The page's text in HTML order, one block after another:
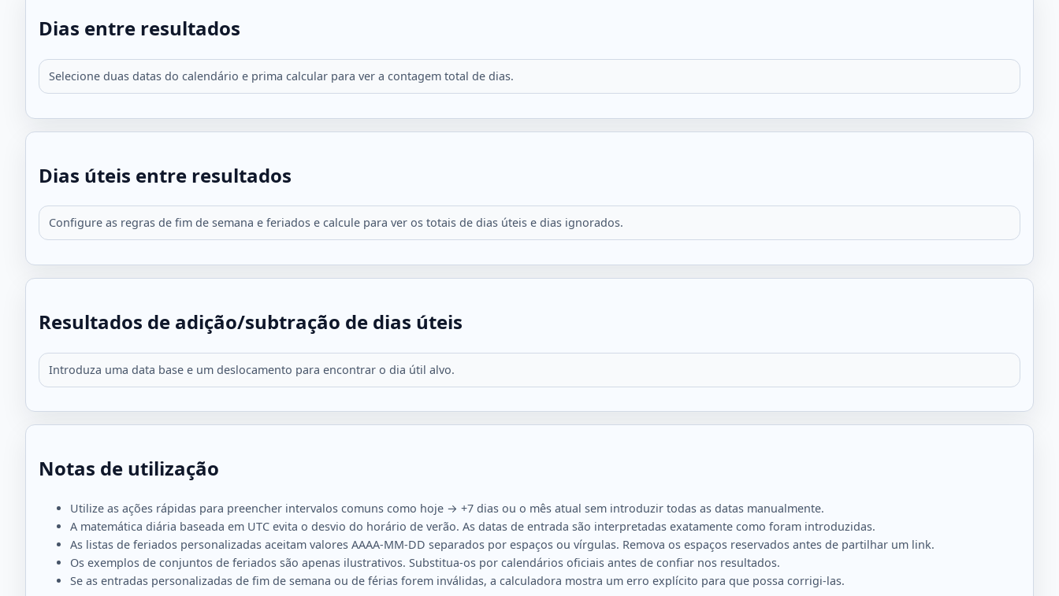
Dias entre resultados
Selecione duas datas do calendário e prima calcular para ver a contagem total de dias.
Dias úteis entre resultados
Configure as regras de fim de semana e feriados e calcule para ver os totais de dias úteis e dias ignorados.
Resultados de adição/subtração de dias úteis
Introduza uma data base e um deslocamento para encontrar o dia útil alvo.
Notas de utilização
Utilize as ações rápidas para preencher intervalos comuns como hoje → +7 dias ou o mês atual sem introduzir todas as datas manualmente.
A matemática diária baseada em UTC evita o desvio do horário de verão. As datas de entrada são interpretadas exatamente como foram introduzidas.
As listas de feriados personalizadas aceitam valores AAAA-MM-DD separados por espaços ou vírgulas. Remova os espaços reservados antes de partilhar um link.
Os exemplos de conjuntos de feriados são apenas ilustrativos. Substitua-os por calendários oficiais antes de confiar nos resultados.
Se as entradas personalizadas de fim de semana ou de férias forem inválidas, a calculadora mostra um erro explícito para que possa corrigi-las.